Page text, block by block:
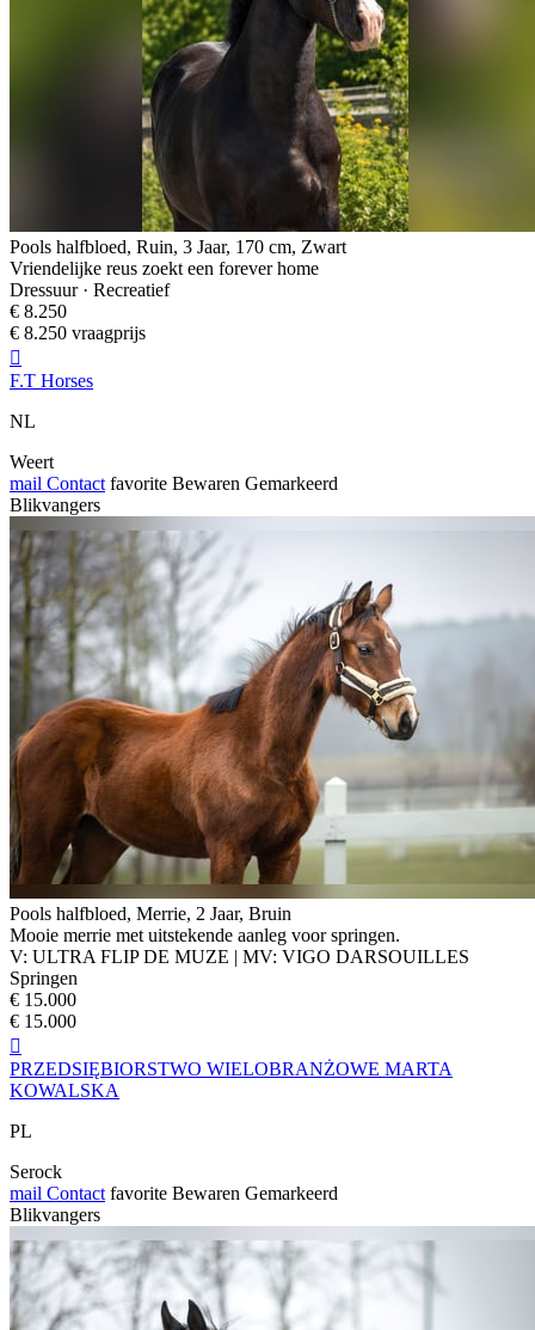
Pools halfbloed, Ruin, 3 Jaar, 170 cm, Zwart
Vriendelijke reus zoekt een forever home
Dressuur · Recreatief
€ 8.250
€ 8.250 vraagprijs

F.T Horses
NL
Weert
mail Contact favorite Bewaren Gemarkeerd
Blikvangers
Pools halfbloed, Merrie, 2 Jaar, Bruin
Mooie merrie met uitstekende aanleg voor springen.
V: ULTRA FLIP DE MUZE | MV: VIGO DARSOUILLES
Springen
€ 15.000
€ 15.000

PRZEDSIĘBIORSTWO WIELOBRANŻOWE MARTA
KOWALSKA
PL
Serock
mail Contact favorite Bewaren Gemarkeerd
Blikvangers